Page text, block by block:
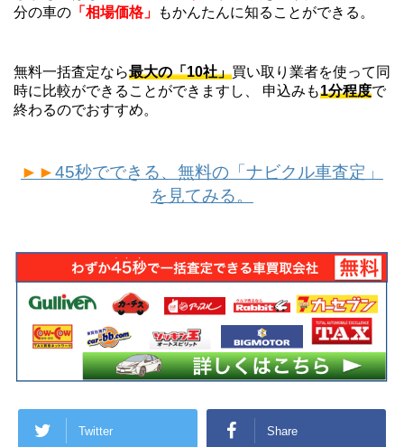
分の車の 「相場価格」 もかんたんに知ることができる。
無料一括査定なら最大の「10社」買い取り業者を使って同
時に比較ができることができますし、 申込みも1分程度で
終わるのでおすすめ。
►►45秒でできる、無料の「ナビクル車査定」
を見てみる。
Twitter Share